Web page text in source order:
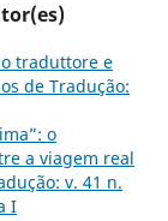
traduttore e
de Tradução:
o
a viagem real
v. 41 n.
I